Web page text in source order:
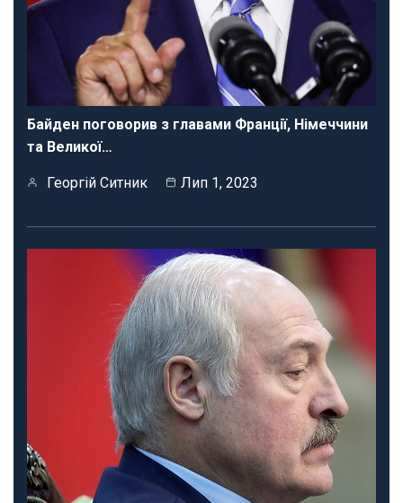
Байден поговорив з главами Франції, Німеччини
та Великої…
Георгій Ситник Лип 1, 2023